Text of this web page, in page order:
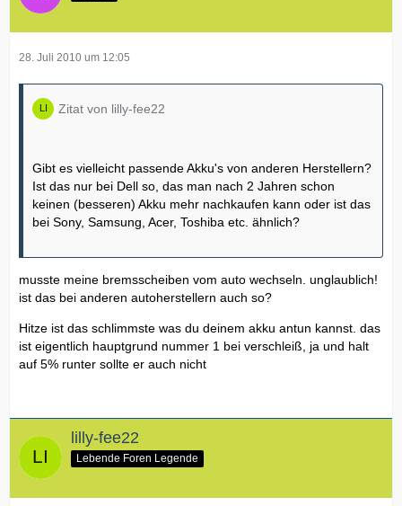
28. Juli 2010 um 12:05
Zitat von lilly-fee22
Gibt es vielleicht passende Akku's von anderen Herstellern?
Ist das nur bei Dell so, das man nach 2 Jahren schon
keinen (besseren) Akku mehr nachkaufen kann oder ist das
bei Sony, Samsung, Acer, Toshiba etc. ähnlich?
musste meine bremsscheiben vom auto wechseln. unglaublich!
ist das bei anderen autoherstellern auch so?
Hitze ist das schlimmste was du deinem akku antun kannst. das
ist eigentlich hauptgrund nummer 1 bei verschleiß, ja und halt
auf 5% runter sollte er auch nicht
lilly-fee22
Lebende Foren Legende